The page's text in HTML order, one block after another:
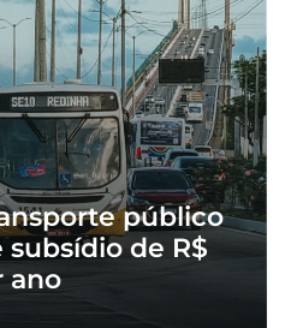
público
de R$
ano